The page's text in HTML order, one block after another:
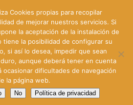
Cookies propias para recopilar
de mejorar nuestros servicios. Si
la aceptación de la instalación de
tiene la posibilidad de configurar su
si así lo desea, impedir que sean
aunque deberá tener en cuenta
ocasionar dificultades de navegación
la página web.
No Política de privacidad